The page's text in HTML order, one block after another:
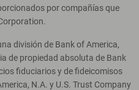
por compañías que
división de Bank of America,
de propiedad absoluta de Bank
fiduciarios y de fideicomisos
N.A. y U.S. Trust Company